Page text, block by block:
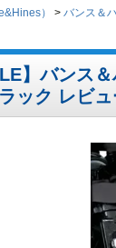
） バンス＆
】バンス
ラック レビ